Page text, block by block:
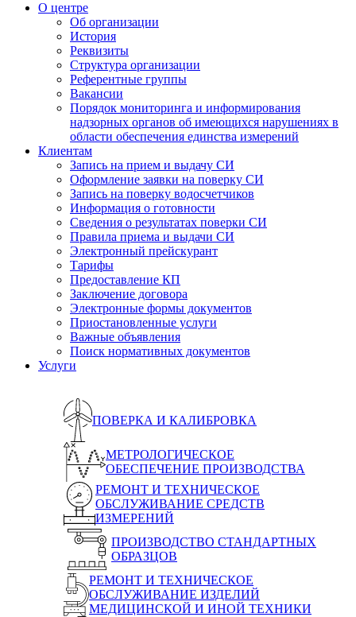
О центре
Об организации
История
Реквизиты
Структура организации
Референтные группы
Вакансии
Порядок мониторинга и информирования
надзорных органов об имеющихся нарушениях в
области обеспечения единства измерений
Клиентам
Запись на прием и выдачу СИ
Оформление заявки на поверку СИ
Запись на поверку водосчетчиков
Информация о готовности
Сведения о результатах поверки СИ
Правила приема и выдачи СИ
Электронный прейскурант
Тарифы
Предоставление КП
Заключение договора
Электронные формы документов
Приостановленные услуги
Важные объявления
Поиск нормативных документов
Услуги
ПОВЕРКА И КАЛИБРОВКА
МЕТРОЛОГИЧЕСКОЕ
ОБЕСПЕЧЕНИЕ ПРОИЗВОДСТВА
РЕМОНТ И ТЕХНИЧЕСКОЕ
ОБСЛУЖИВАНИЕ СРЕДСТВ
ИЗМЕРЕНИЙ
ПРОИЗВОДСТВО СТАНДАРТНЫХ
ОБРАЗЦОВ
РЕМОНТ И ТЕХНИЧЕСКОЕ
ОБСЛУЖИВАНИЕ ИЗДЕЛИЙ
МЕДИЦИНСКОЙ И ИНОЙ ТЕХНИКИ